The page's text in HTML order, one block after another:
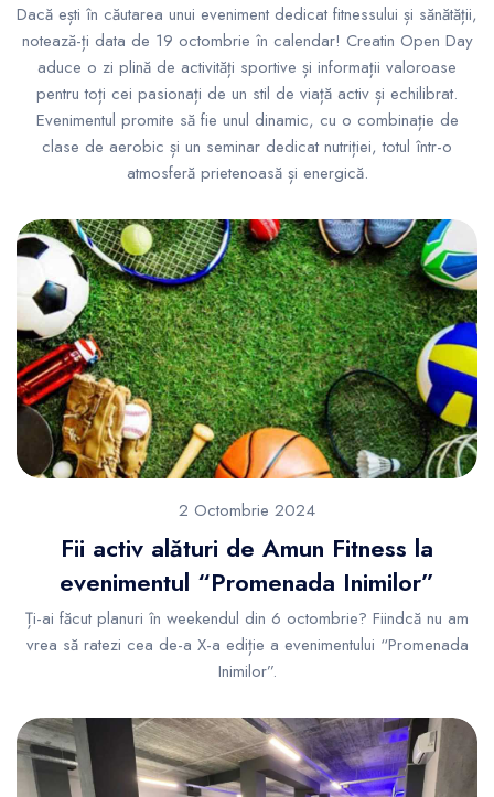
Dacă ești în căutarea unui eveniment dedicat fitnessului și sănătății,
notează-ți data de 19 octombrie în calendar! Creatin Open Day
aduce o zi plină de activități sportive și informații valoroase
pentru toți cei pasionați de un stil de viață activ și echilibrat.
Evenimentul promite să fie unul dinamic, cu o combinație de
clase de aerobic și un seminar dedicat nutriției, totul într-o
atmosferă prietenoasă și energică.
2 Octombrie 2024
Fii activ alături de Amun Fitness la
evenimentul “Promenada Inimilor”
Ți-ai făcut planuri în weekendul din 6 octombrie? Fiindcă nu am
vrea să ratezi cea de-a X-a ediție a evenimentului “Promenada
Inimilor”.